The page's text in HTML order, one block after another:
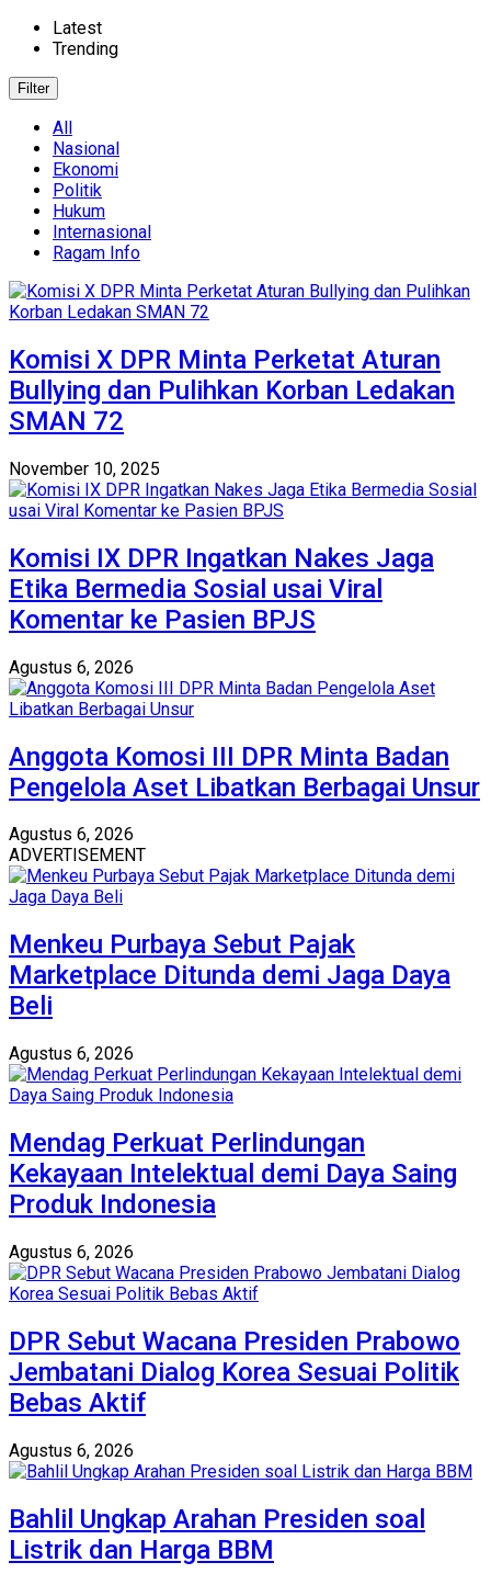
Latest
Trending
Filter
All
Nasional
Ekonomi
Politik
Hukum
Internasional
Ragam Info
Komisi X DPR Minta Perketat Aturan
Bullying dan Pulihkan Korban Ledakan
SMAN 72
November 10, 2025
Komisi IX DPR Ingatkan Nakes Jaga
Etika Bermedia Sosial usai Viral
Komentar ke Pasien BPJS
Agustus 6, 2026
Anggota Komosi III DPR Minta Badan
Pengelola Aset Libatkan Berbagai Unsur
Agustus 6, 2026
ADVERTISEMENT
Menkeu Purbaya Sebut Pajak
Marketplace Ditunda demi Jaga Daya
Beli
Agustus 6, 2026
Mendag Perkuat Perlindungan
Kekayaan Intelektual demi Daya Saing
Produk Indonesia
Agustus 6, 2026
DPR Sebut Wacana Presiden Prabowo
Jembatani Dialog Korea Sesuai Politik
Bebas Aktif
Agustus 6, 2026
Bahlil Ungkap Arahan Presiden soal
Listrik dan Harga BBM